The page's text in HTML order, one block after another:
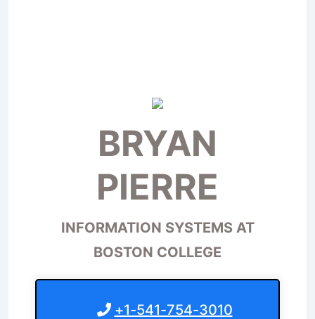
BRYAN
PIERRE
INFORMATION SYSTEMS AT
BOSTON COLLEGE
+1-541-754-3010